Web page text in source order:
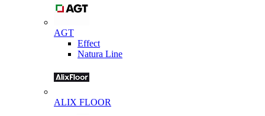
AGT
Effect
Natura Line
ALIX FLOOR